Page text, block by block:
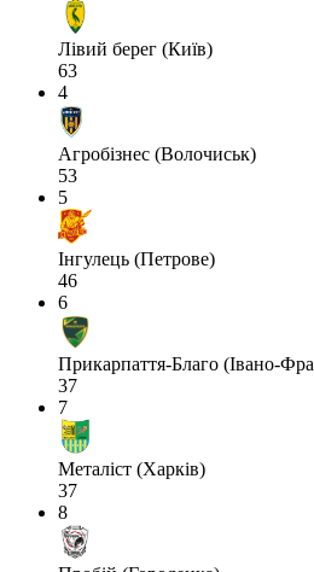
Лівий берег (Київ)
63
4
Агробізнес (Волочиськ)
53
5
Інгулець (Петрове)
46
6
Прикарпаття-Благо (Івано-
37
7
Металіст (Харків)
37
8